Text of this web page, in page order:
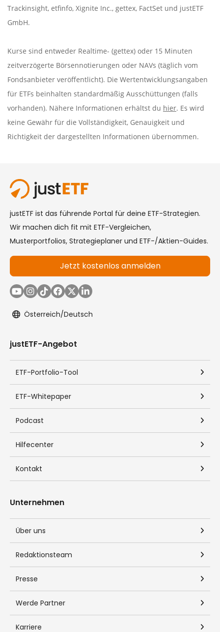
Trackinsight, etfinfo, Xignite Inc., gettex, FactSet und justETF
GmbH.
Kurse sind entweder Realtime- (gettex) oder 15 Minuten
zeitverzögerte Börsennotierungen oder NAVs (täglich vom
Fondsanbieter veröffentlicht). Die Wertentwicklungsangaben
für ETFs beinhalten standardmäßig Ausschüttungen (falls
vorhanden). Nähere Informationen erhältst du hier. Es wird
keine Gewähr für die Vollständigkeit, Genauigkeit und
Richtigkeit der dargestellten Informationen übernommen.